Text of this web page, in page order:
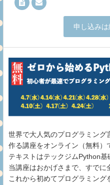
申し込み
世界で大人気のプログラミング
作る講座をオンライン（無料）
テキストはテックジムPython基
当講座はおかげさまで、すでに
これから初めてプログラミン